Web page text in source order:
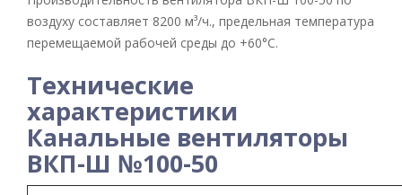
воздуху составляет 8200 м³/ч., предельная температура
перемещаемой рабочей среды до +60°С.
Технические
характеристики
Канальные вентиляторы
ВКП-Ш №100-50